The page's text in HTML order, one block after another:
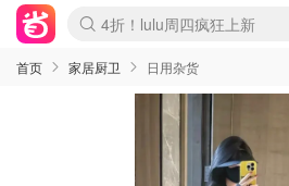
Boticinal 夏促开抢！
4折！lulu周四疯狂上新
速领！Stanley独家85折
Zalando 奥莱闪促！每日更新
首页 家居厨卫 日用杂货